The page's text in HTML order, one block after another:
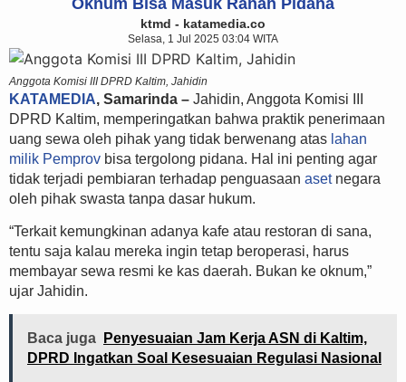
Oknum Bisa Masuk Ranah Pidana
ktmd - katamedia.co
Selasa, 1 Jul 2025 03:04 WITA
Anggota Komisi III DPRD Kaltim, Jahidin
KATAMEDIA, Samarinda – Jahidin, Anggota Komisi III
DPRD Kaltim, memperingatkan bahwa praktik penerimaan
uang sewa oleh pihak yang tidak berwenang atas lahan
milik Pemprov bisa tergolong pidana. Hal ini penting agar
tidak terjadi pembiaran terhadap penguasaan asetnegara
oleh pihak swasta tanpa dasar hukum.
“Terkait kemungkinan adanya kafe atau restoran di sana,
tentu saja kalau mereka ingin tetap beroperasi, harus
membayar sewa resmi ke kas daerah. Bukan ke oknum,”
ujar Jahidin.
Baca juga
Penyesuaian Jam Kerja ASN di Kaltim,
DPRD Ingatkan Soal Kesesuaian Regulasi Nasional